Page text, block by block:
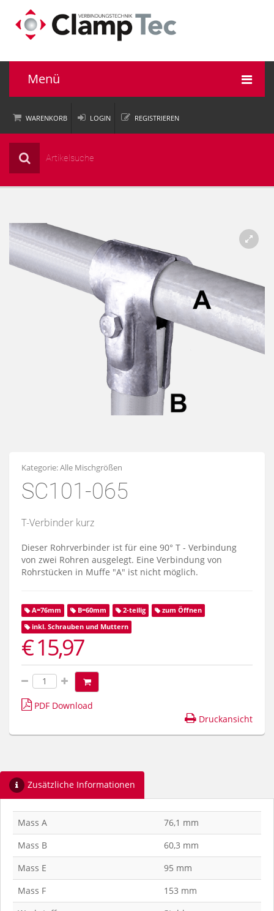
Menü
Einsatzbereiche
Unternehmen
Service
WARENKORB LOGIN REGISTRIEREN
Kategorie:Alle Mischgrößen
SC101-065
T-Verbinder kurz
Dieser Rohrverbinder ist für eine 90° T - Verbindung
von zwei Rohren ausgelegt. Eine Verbindung von
Rohrstücken in Muffe "A" ist nicht möglich.
A=76mm B=60mm 2-teilig
zum Öffnen
inkl. Schrauben und Muttern
€ 15,97
PDF Download
Druckansicht
Zusätzliche Informationen
Mass A
76,1 mm
Mass B
60,3 mm
Mass E
95 mm
Mass F
153 mm